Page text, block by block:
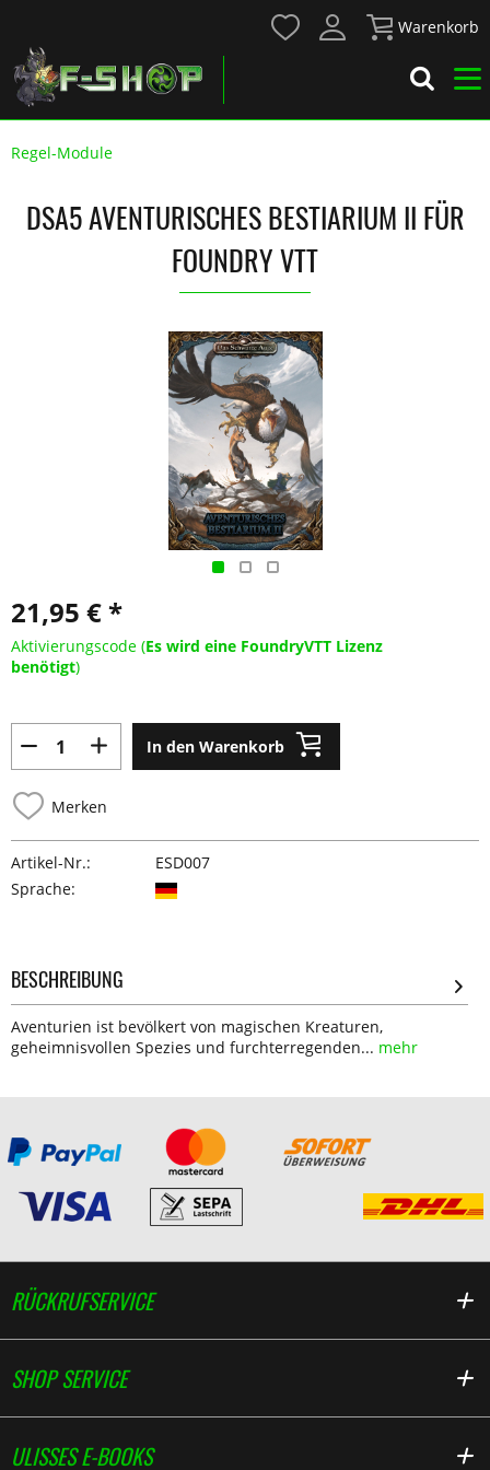
Warenkorb
Regel-Module
DSA5 AVENTURISCHES BESTIARIUM II FÜR
FOUNDRY VTT
21,95 € *
Aktivierungscode (Es wird eine FoundryVTT Lizenz
benötigt)
In den Warenkorb
Merken
Artikel-Nr.:
ESD007
Sprache:
BESCHREIBUNG
Aventurien ist bevölkert von magischen Kreaturen,
geheimnisvollen Spezies und furchterregenden... mehr
RÜCKRUFSERVICE
SHOP SERVICE
ULISSES E-BOOKS